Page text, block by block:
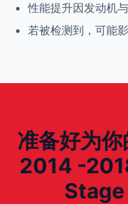
性能提升因发动机
若被检测到，可能
准备好为
2014 -
Stage